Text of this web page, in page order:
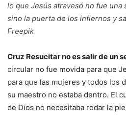
lo que Jesús atravesó no fue una
sino la puerta de los infiernos y
Freepik
Cruz Resucitar no es salir de un
circular no fue movida para que
para que las mujeres y todos los
su maestro no estaba dentro. El
de Dios no necesitaba rodar la